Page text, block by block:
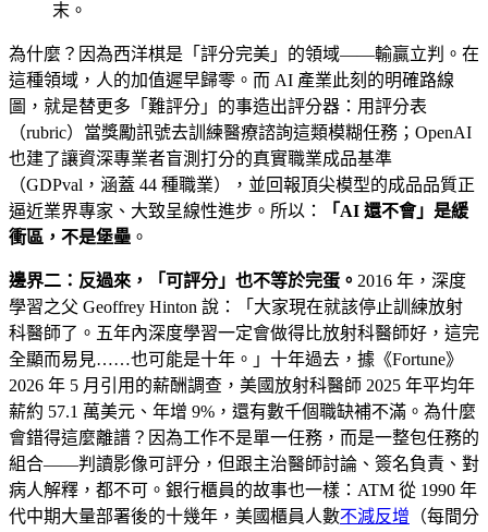
末。
為什麼？因為西洋棋是「評分完美」的領域——輸贏立判。在
這種領域，人的加值遲早歸零。而 AI 產業此刻的明確路線
圖，就是替更多「難評分」的事造出評分器：用評分表
（rubric）當獎勵訊號去訓練醫療諮詢這類模糊任務；OpenAI
也建了讓資深專業者盲測打分的真實職業成品基準
（GDPval，涵蓋 44 種職業），並回報頂尖模型的成品品質正
逼近業界專家、大致呈線性進步。所以：
「AI 還不會」是緩
衝區，不是堡壘 。
邊界二：反過來，「可評分」也不等於完蛋。 2016 年，深度
學習之父 Geoffrey Hinton 說：「大家現在就該停止訓練放射
科醫師了。五年內深度學習一定會做得比放射科醫師好，這完
全顯而易見……也可能是十年。」十年過去，據《Fortune》
2026 年 5 月引用的薪酬調查，美國放射科醫師 2025 年平均年
薪約 57.1 萬美元、年增 9%，還有數千個職缺補不滿。為什麼
會錯得這麼離譜？因為工作不是單一任務，而是一整包任務的
組合——判讀影像可評分，但跟主治醫師討論、簽名負責、對
病人解釋，都不可。銀行櫃員的故事也一樣：ATM 從 1990 年
代中期大量部署後的十幾年，美國櫃員人數不減反增 （每間分